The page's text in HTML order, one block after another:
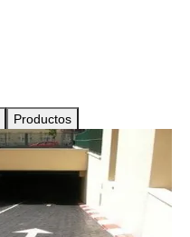
Productos